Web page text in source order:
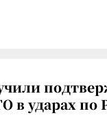
в ударах по